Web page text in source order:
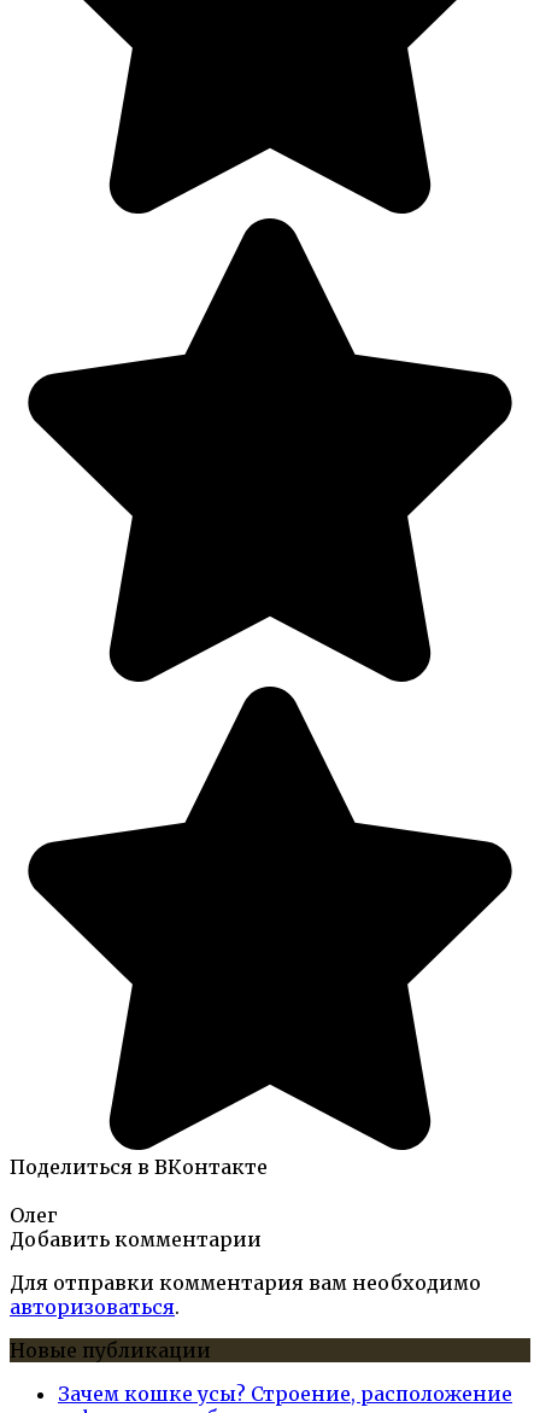
Поделиться в ВКонтакте
Олег
Добавить комментарии
Для отправки комментария вам необходимо
авторизоваться.
Новые публикации
Зачем кошке усы? Строение, расположение